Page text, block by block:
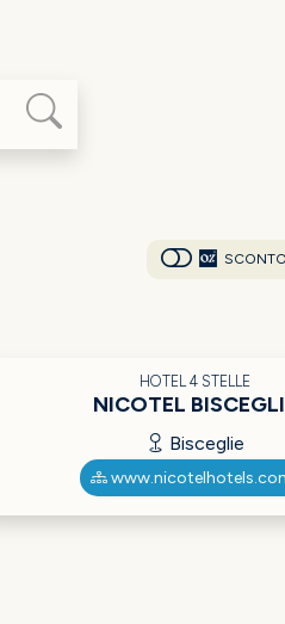
HOTEL 4 STELLE
NICOTEL
Bisceglie